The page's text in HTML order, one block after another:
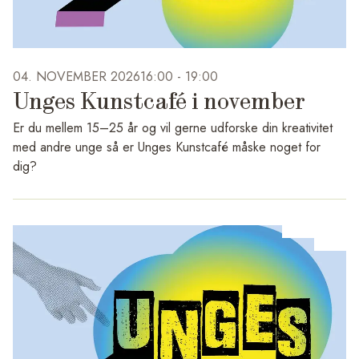
På Rønnebæksholms hjemmeside vil der i løbet af 2026
komme mere information om de enkelte koncerter og hvilke
artister, der gæster Falgren & Friends.
04. NOVEMBER 202616:00 - 19:00
Unges Kunstcafé i november
Er du mellem 15–25 år og vil gerne udforske din kreativitet
med andre unge så er Unges Kunstcafé måske noget for
dig?
Vi glæder os nemlig til at starte en ny sæson op med Unges
25.november, fra kl.16-19.00.
Vi starter med at mødes i Café Haralda på Rønnebæksholm
sammen med en Ung Vært, som vil være med til at
præsentere hvad der er mulighed for at arbejde med af
materialer og det kan være med til at inspirere og motivere til
at i gå gang med at lave et kunstprojekt. Der inviteres også